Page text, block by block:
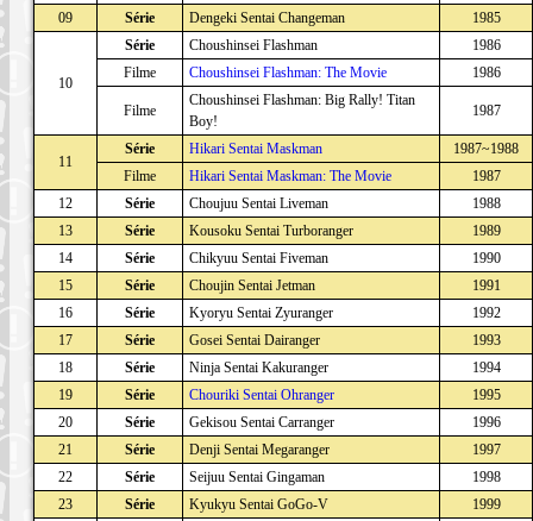
09
Série Dengeki Sentai Changeman 1985
10
Série Choushinsei Flashman
1986
Filme
Choushinsei Flashman: The Movie 1986
Filme
Choushinsei Flashman: Big Rally! Titan
Boy!
1987
11
Série Hikari Sentai Maskman
1987~1988
Filme
Hikari Sentai Maskman: The Movie
1987
12
Série Choujuu Sentai Liveman
1988
13
Série Kousoku Sentai Turboranger
1989
14
Série Chikyuu Sentai Fiveman
1990
15
Série Choujin Sentai Jetman
1991
16
Série Kyoryu Sentai Zyuranger
1992
17
Série Gosei Sentai Dairanger
1993
18
Série Ninja Sentai Kakuranger
1994
19
Série Chouriki Sentai Ohranger
1995
20
Série Gekisou Sentai Carranger
1996
21
Série Denji Sentai Megaranger
1997
22
Série Seijuu Sentai Gingaman
1998
23
Série Kyukyu Sentai GoGo-V
1999